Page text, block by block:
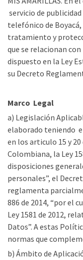
servicio de
telefónico de
tratamiento y
que se relacionan
dispuesto en la Ley
su Decreto
Marco Legal
a) Legislación
elaborado teniendo
en los articulo 15 y
Colombiana, la Ley
disposiciones
personales”, el
reglamenta
886 de 2014, “por el
Ley 1581 de 2012,
Datos”. A estas
normas que
b) Ámbito de